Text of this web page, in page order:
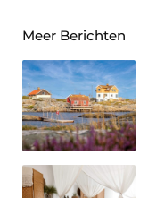
Meer Berichten